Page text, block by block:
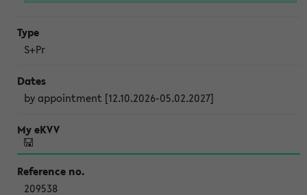
S+Pr
by appointment [12.10.2026-05.02.2027]
209538